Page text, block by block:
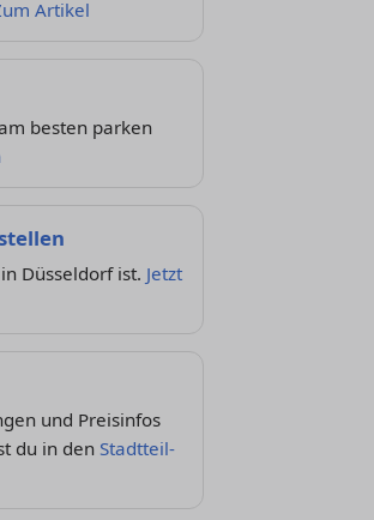
Artikel
besten parken
Düsseldorf ist. Jetzt
und Preisinfos
du in den Stadtteil-